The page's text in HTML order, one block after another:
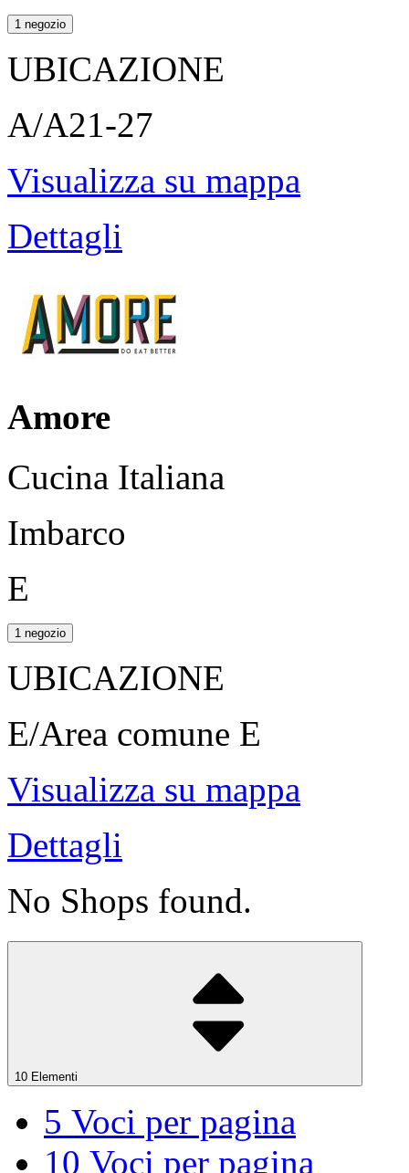
1 negozio
UBICAZIONE
A/A21-27
Visualizza su mappa
Dettagli
Amore
Cucina Italiana
Imbarco
E
1 negozio
UBICAZIONE
E/Area comune E
Visualizza su mappa
Dettagli
No Shops found.
10 Elementi
5 Voci per pagina
10 Voci per pagina